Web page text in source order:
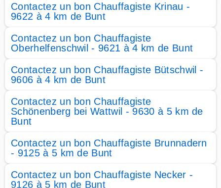
Contactez un bon Chauffagiste Krinau -
9622 à 4 km de Bunt
Contactez un bon Chauffagiste
Oberhelfenschwil - 9621 à 4 km de Bunt
Contactez un bon Chauffagiste Bütschwil -
9606 à 4 km de Bunt
Contactez un bon Chauffagiste
Schönenberg bei Wattwil - 9630 à 5 km de
Bunt
Contactez un bon Chauffagiste Brunnadern
- 9125 à 5 km de Bunt
Contactez un bon Chauffagiste Necker -
9126 à 5 km de Bunt